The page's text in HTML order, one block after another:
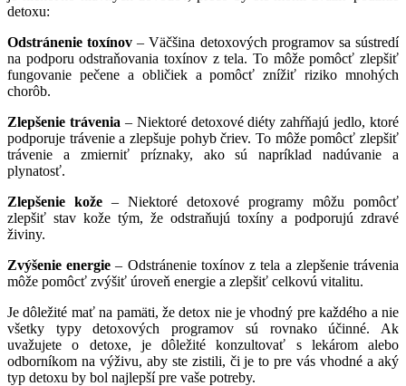
detoxu:
Odstránenie toxínov – Väčšina detoxových programov sa sústredí
na podporu odstraňovania toxínov z tela. To môže pomôcť zlepšiť
fungovanie pečene a obličiek a pomôcť znížiť riziko mnohých
chorôb.
Zlepšenie trávenia – Niektoré detoxové diéty zahŕňajú jedlo, ktoré
podporuje trávenie a zlepšuje pohyb čriev. To môže pomôcť zlepšiť
trávenie a zmierniť príznaky, ako sú napríklad nadúvanie a
plynatosť.
Zlepšenie kože – Niektoré detoxové programy môžu pomôcť
zlepšiť stav kože tým, že odstraňujú toxíny a podporujú zdravé
živiny.
Zvýšenie energie – Odstránenie toxínov z tela a zlepšenie trávenia
môže pomôcť zvýšiť úroveň energie a zlepšiť celkovú vitalitu.
Je dôležité mať na pamäti, že detox nie je vhodný pre každého a nie
všetky typy detoxových programov sú rovnako účinné. Ak
uvažujete o detoxe, je dôležité konzultovať s lekárom alebo
odborníkom na výživu, aby ste zistili, či je to pre vás vhodné a aký
typ detoxu by bol najlepší pre vaše potreby.